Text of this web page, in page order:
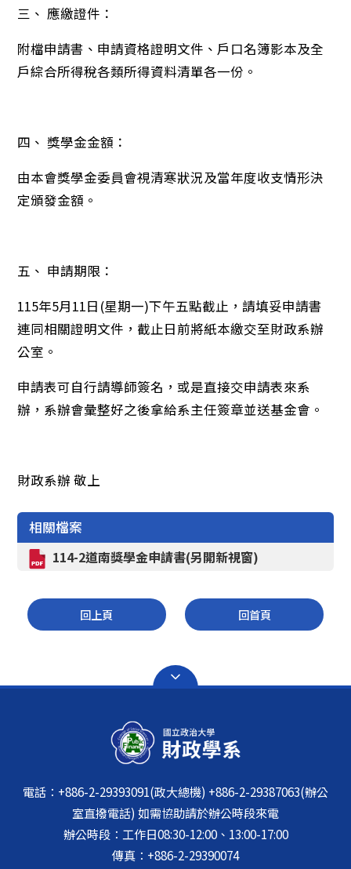
三、 應繳證件：
附檔申請書、申請資格證明文件、戶口名簿影本及全
戶綜合所得稅各類所得資料清單各一份。
四、 獎學金金額：
由本會獎學金委員會視清寒狀況及當年度收支情形決
定頒發金額。
五、 申請期限：
115年5月11日(星期一)下午五點截止，請填妥申請書
連同相關證明文件，截止日前將紙本繳交至財政系辦
公室。
申請表可自行請導師簽名，或是直接交申請表來系
辦，系辦會彙整好之後拿給系主任簽章並送基金會。
財政系辦 敬上
相關檔案
114-2道南獎學金申請書(另開新視窗)
回上頁 回首頁
電話：+886-2-29393091(政大總機) +886-2-29387063(辦公
室直撥電話) 如需協助請於辦公時段來電
辦公時段：工作日08:30-12:00、13:00-17:00
傳真：+886-2-29390074